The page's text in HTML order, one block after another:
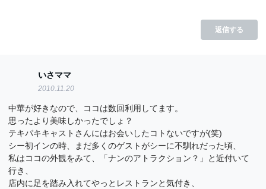
返信する
いさママ
2010.11.20
中華が好きなので、ココは数回利用してます。
思ったより美味しかったでしょ？
テキパキキャストさんにはお会いしたコトないですが(笑)
シー初インの時、まだ多くのゲストがシーに不馴れだった頃、
私はココの外観をみて、「ナンのアトラクション？」と近付いて
行き、
店内に足を踏み入れてやっとレストランと気付き、